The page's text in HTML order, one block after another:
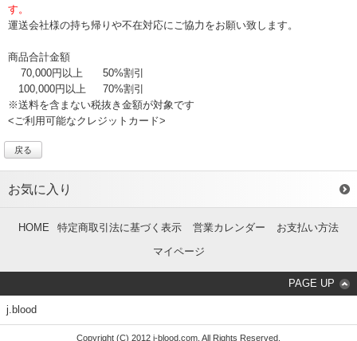
す。
運送会社様の持ち帰りや不在対応にご協力をお願い致します。
商品合計金額
70,000円以上
50%割引
100,000円以上
70%割引
※送料を含まない税抜き金額が対象です
<ご利用可能なクレジットカード>
戻る
お気に入り
HOME 特定商取引法に基づく表示 営業カレンダー
お支払い方法
マイページ
PAGE UP
j.blood
Copyright (C) 2012 j-blood.com. All Rights Reserved.